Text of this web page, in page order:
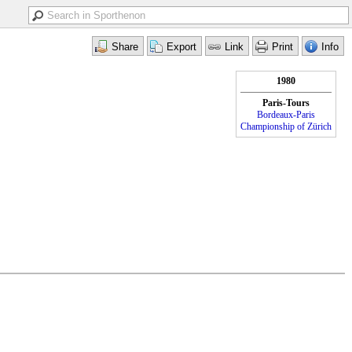
1980
Paris-Tours
Bordeaux-Paris
Championship of Zürich